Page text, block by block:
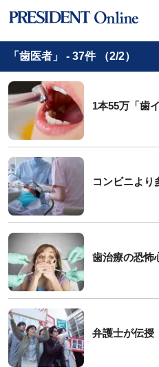
「歯医者」 - 37件 （2/2）
1本55万「歯
コンビニよ
歯治療の恐怖
弁護士が伝授